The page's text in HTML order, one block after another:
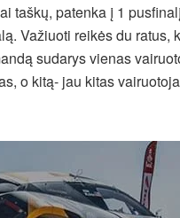
taškų, patenka į 1
Važiuoti reikės du ratus,
sudarys vienas
o kitą- jau kitas